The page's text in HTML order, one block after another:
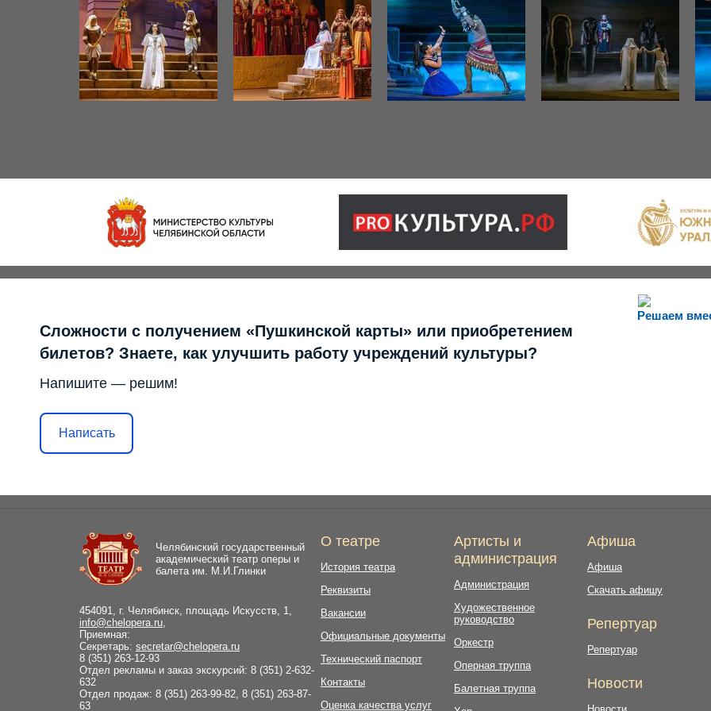
Решаем
Сложности с получением «Пушкинской карты» или приобретением
билетов? Знаете, как улучшить работу учреждений культуры?
Напишите — решим!
Написать
Челябинский государственный
академический театр оперы и
балета им. М.И.Глинки
454091, г. Челябинск, площадь Искусств, 1,
info@chelopera.ru
Приемная:
Секретарь: secretar@chelopera.ru
8 (351) 263-12-93
Отдел рекламы и заказ экскурсий: 8 (351) 2-632-
632
Отдел продаж: 8 (351) 263-99-82, 8 (351) 263-87-
63
О театре
История театра
Реквизиты
Вакансии
Официальные документы
Технический паспорт
Контакты
Оценка качества услуг
Артисты и
администрация
Администрация
Художественное
руководство
Оркестр
Оперная труппа
Балетная труппа
Афиша
Афиша
Скачать афишу
Репертуар
Репертуар
Новости